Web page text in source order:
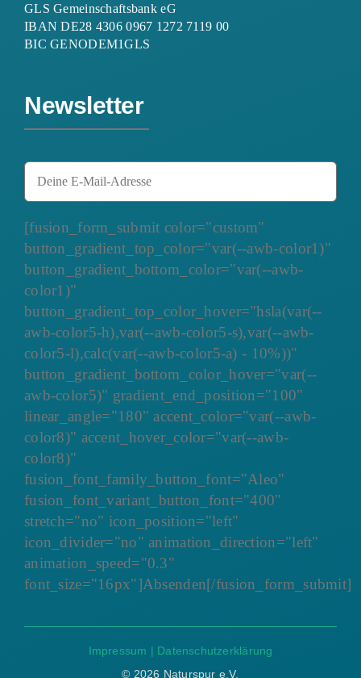
GLS Gemeinschaftsbank eG
IBAN DE28 4306 0967 1272 7119 00
BIC GENODEM1GLS
Newsletter
[fusion_form_submit color="custom"
button_gradient_top_color="var(--awb-color1)"
button_gradient_bottom_color="var(--awb-
color1)"
button_gradient_top_color_hover="hsla(var(--
awb-color5-h),var(--awb-color5-s),var(--awb-
color5-l),calc(var(--awb-color5-a) - 10%))"
button_gradient_bottom_color_hover="var(--
awb-color5)" gradient_end_position="100"
linear_angle="180" accent_color="var(--awb-
color8)" accent_hover_color="var(--awb-
color8)"
fusion_font_family_button_font="Aleo"
fusion_font_variant_button_font="400"
stretch="no" icon_position="left"
icon_divider="no" animation_direction="left"
animation_speed="0.3"
font_size="16px"]Absenden[/fusion_form_submit]
Impressum | Datenschutzerklärung
© 2026 Naturspur e.V.